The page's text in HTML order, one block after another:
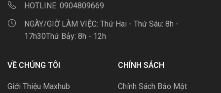
HOTLINE: 0904809669
NGÀY/GIỜ LÀM VIỆC: Thứ Hai - Thứ Sáu: 8h -
17h30Thứ Bảy: 8h - 12h
VỀ CHÚNG TÔI
Giới Thiệu Maxhub
CHÍNH SÁCH
Chính Sách Bảo Mật